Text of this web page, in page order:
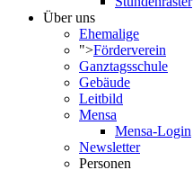
Über uns
Ehemalige
">Förderverein
Ganztagsschule
Gebäude
Leitbild
Mensa
Mensa-Login
Newsletter
Personen